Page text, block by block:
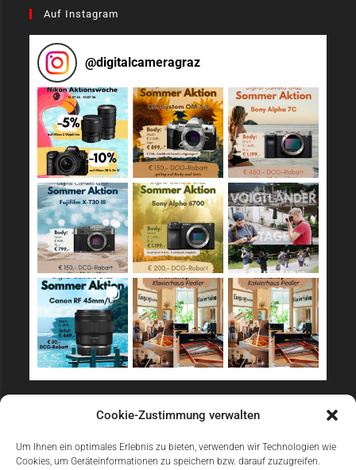
Cookie-Zustimmung verwalten
Um Ihnen ein optimales Erlebnis zu bieten, verwenden wir Technologien wie
Cookies, um Geräteinformationen zu speichern bzw. darauf zuzugreifen.
Auf Instagram
@digitalcameragraz
Sicher Einkaufen